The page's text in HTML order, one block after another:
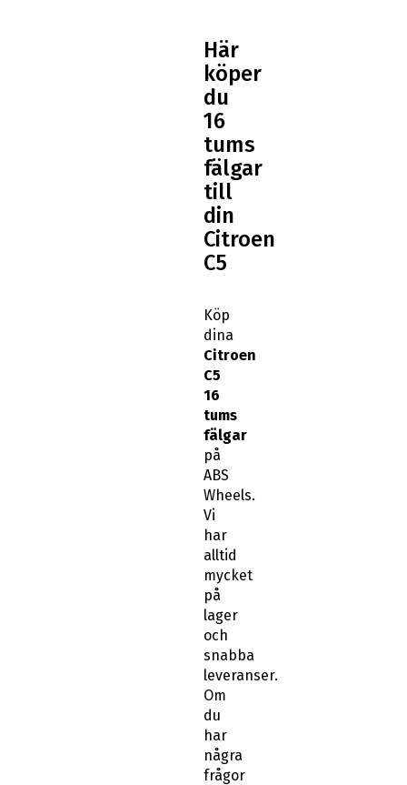
Här
köper
du
16
tums
fälgar
till
din
Citroen
C5
Köp
dina
Citroen
C5
16
tums
fälgar
på
ABS
Wheels.
Vi
har
alltid
mycket
på
lager
och
snabba
leveranser.
Om
du
har
några
frågor